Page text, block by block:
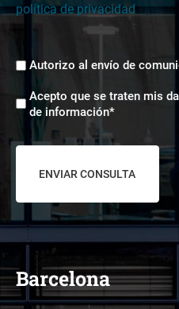
política de privacidad
Envíos
Autorizo al envío de
Aceptación
tratamiento
datos
Acepto que se traten mis
de información*
Barcelona